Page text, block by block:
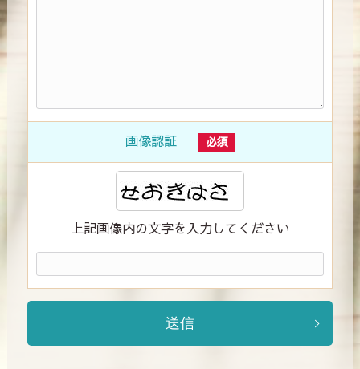
画像認証 必須
上記画像内の文字を入力してください